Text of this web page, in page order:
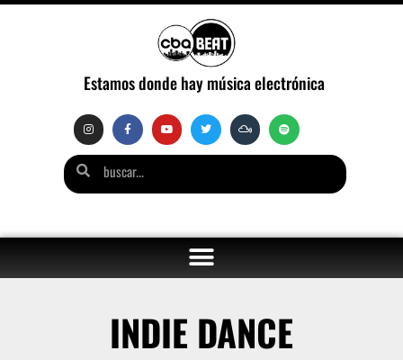
Estamos donde hay música electrónica
INDIE DANCE